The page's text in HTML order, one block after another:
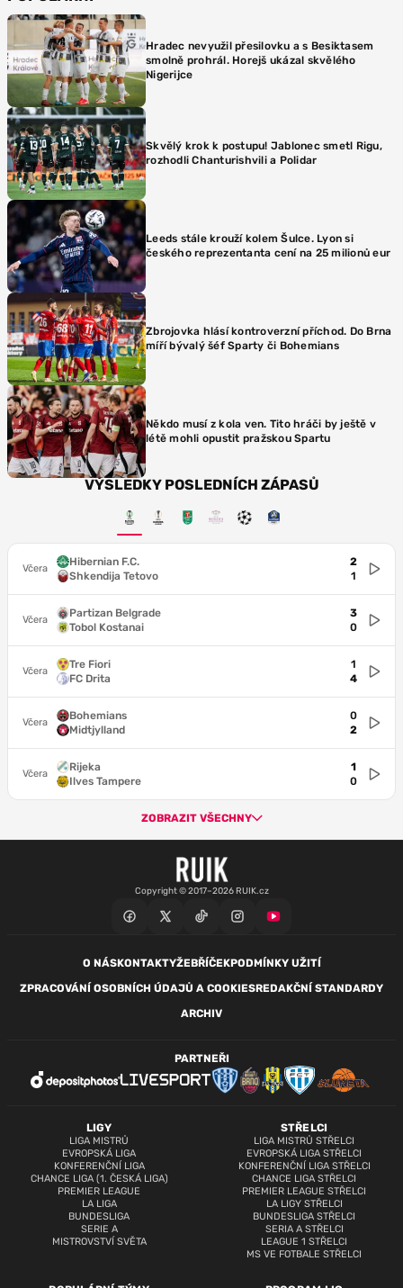
Hradec nevyužil přesilovku a s Besiktasem
smolně prohrál. Horejš ukázal skvělého
Nigerijce
Skvělý krok k postupu! Jablonec smetl Rigu,
rozhodli Chanturishvili a Polidar
Leeds stále krouží kolem Šulce. Lyon si
českého reprezentanta cení na 25 milionů eur
Zbrojovka hlásí kontroverzní příchod. Do Brna
míří bývalý šéf Sparty či Bohemians
Někdo musí z kola ven. Tito hráči by ještě v
létě mohli opustit pražskou Spartu
VÝSLEDKY POSLEDNÍCH ZÁPASŮ
Včera
Hibernian F.C.
Shkendija Tetovo
2
1
Včera
Partizan Belgrade
Tobol Kostanai
3
0
Včera
Tre Fiori
FC Drita
1
4
Včera
Bohemians
Midtjylland
0
2
Včera
Rijeka
Ilves Tampere
1
0
ZOBRAZIT VŠECHNY
Copyright © 2017–2026 RUIK.cz
O NÁSKONTAKTYŽEBŘÍČEKPODMÍNKY UŽITÍ
ZPRACOVÁNÍ OSOBNÍCH ÚDAJŮ A COOKIESREDAKČNÍ STANDARDY
ARCHIV
LIGY
LIGA MISTRŮ
EVROPSKÁ LIGA
KONFERENČNÍ LIGA
CHANCE LIGA (1. ČESKÁ LIGA)
PREMIER LEAGUE
LA LIGA
BUNDESLIGA
SERIE A
MISTROVSTVÍ SVĚTA
STŘELCI
LIGA MISTRŮ STŘELCI
EVROPSKÁ LIGA STŘELCI
KONFERENČNÍ LIGA STŘELCI
CHANCE LIGA STŘELCI
PREMIER LEAGUE STŘELCI
LA LIGY STŘELCI
BUNDESLIGA STŘELCI
SERIA A STŘELCI
LEAGUE 1 STŘELCI
MS VE FOTBALE STŘELCI
PARTNEŘI